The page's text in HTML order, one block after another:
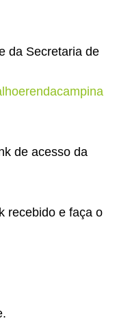
da Secretaria de
de acesso da
recebido e faça o